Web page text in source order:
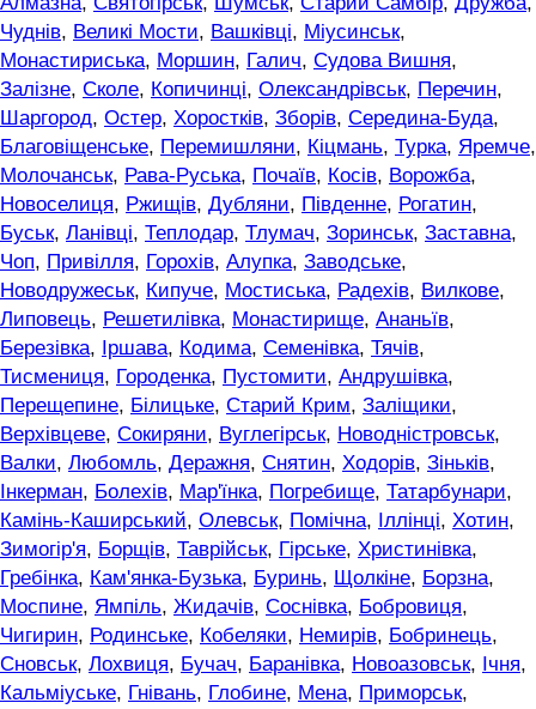
Чуднів, Великі Мости, Вашківці, Міусинськ,
Монастириська, Моршин, Галич, Судова Вишня,
Залізне, Сколе, Копичинці, Олександрівськ, Перечин,
Шаргород, Остер, Хоростків, Зборів, Середина-Буда,
Благовіщенське, Перемишляни, Кіцмань, Турка, Яремче,
Молочанськ, Рава-Руська, Почаїв, Косів, Ворожба,
Новоселиця, Ржищів, Дубляни, Південне, Рогатин,
Буськ, Ланівці, Теплодар, Тлумач, Зоринськ, Заставна,
Чоп, Привілля, Горохів, Алупка, Заводське,
Новодружеськ, Кипуче, Мостиська, Радехів, Вилкове,
Липовець, Решетилівка, Монастирище, Ананьїв,
Березівка, Іршава, Кодима, Семенівка, Тячів,
Тисмениця, Городенка, Пустомити, Андрушівка,
Перещепине, Білицьке, Старий Крим, Заліщики,
Верхівцеве, Сокиряни, Вуглегірськ, Новодністровськ,
Валки, Любомль, Деражня, Снятин, Ходорів, Зіньків,
Інкерман, Болехів, Мар'їнка, Погребище, Татарбунари,
Камінь-Каширський, Олевськ, Помічна, Іллінці, Хотин,
Зимогір'я, Борщів, Таврійськ, Гірське, Христинівка,
Гребінка, Кам'янка-Бузька, Буринь, Щолкіне, Борзна,
Моспине, Ямпіль, Жидачів, Соснівка, Бобровиця,
Чигирин, Родинське, Кобеляки, Немирів, Бобринець,
Сновськ, Лохвиця, Бучач, Баранівка, Новоазовськ, Ічня,
Кальміуське, Гнівань, Глобине, Мена, Приморськ,